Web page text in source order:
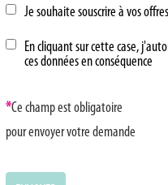
Je souhaite souscrire à vos
En cliquant sur cette case,
ces données en conséquence
*Ce champ est obligatoire
pour envoyer votre demande